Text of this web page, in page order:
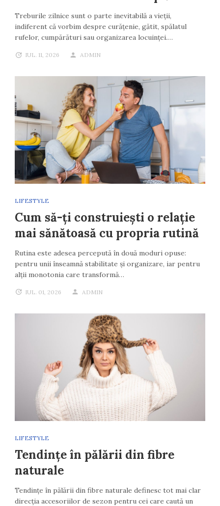
Treburile zilnice sunt o parte inevitabilă a vieții,
indiferent că vorbim despre curățenie, gătit, spălatul
rufelor, cumpărături sau organizarea locuinței.…
IUL. 11, 2026 ADMIN
LIFESTYLE
Cum să-ți construiești o relație
mai sănătoasă cu propria rutină
Rutina este adesea percepută în două moduri opuse:
pentru unii înseamnă stabilitate și organizare, iar pentru
alții monotonia care transformă…
IUL. 01, 2026 ADMIN
LIFESTYLE
Tendințe în pălării din fibre
naturale
Tendințe în pălării din fibre naturale definesc tot mai clar
direcția accesoriilor de sezon pentru cei care caută un